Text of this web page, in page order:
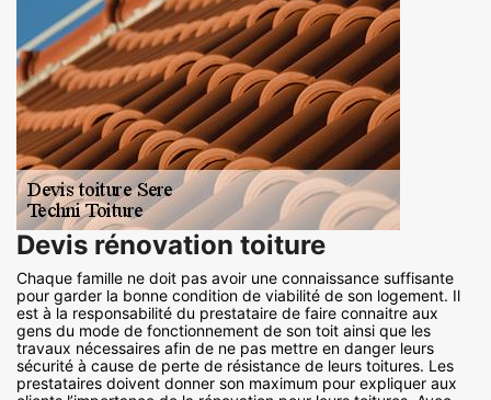
Devis rénovation toiture
Chaque famille ne doit pas avoir une connaissance suffisante
pour garder la bonne condition de viabilité de son logement. Il
est à la responsabilité du prestataire de faire connaitre aux
gens du mode de fonctionnement de son toit ainsi que les
travaux nécessaires afin de ne pas mettre en danger leurs
sécurité à cause de perte de résistance de leurs toitures. Les
prestataires doivent donner son maximum pour expliquer aux